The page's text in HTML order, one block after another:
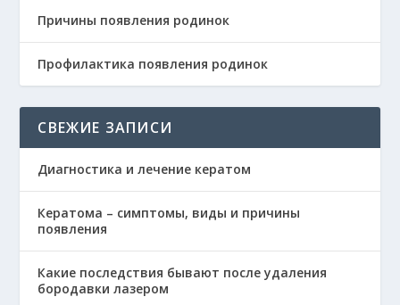
Причины появления родинок
Профилактика появления родинок
СВЕЖИЕ ЗАПИСИ
Диагностика и лечение кератом
Кератома – симптомы, виды и причины
появления
Какие последствия бывают после удаления
бородавки лазером